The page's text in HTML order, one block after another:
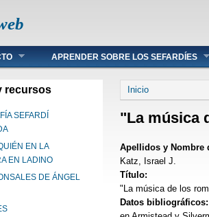
APRENDER SOBRE LOS SEFARDÍES
recursos
SEFARDÍ
EN LA
EN LADINO
DE ÁNGEL
Se
Inicio
"La música
Apellidos y Nombre
Katz, Israel J.
Título:
"La música de los
Datos bibliográficos: